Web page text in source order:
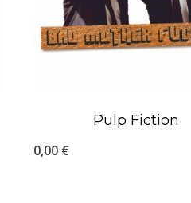
Pulp Fiction
0,00 €